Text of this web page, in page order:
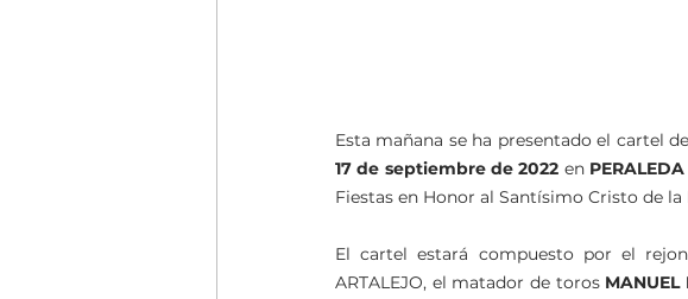
17 de septiembre de 2022 en
Fiestas en Honor al Santísimo Cristo de
El cartel estará compuesto por el
ARTALEJO, el matador de toros MANUEL